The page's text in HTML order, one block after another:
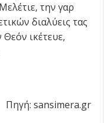
την γαρ
διαλύεις τας
Θεόν ικέτευε,
Πηγή: sansimera.gr